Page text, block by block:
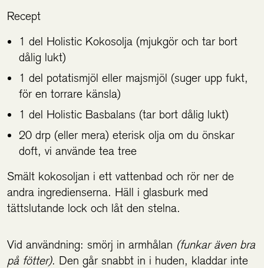
Recept
1 del Holistic Kokosolja (mjukgör och tar bort
dålig lukt)
1 del potatismjöl eller majsmjöl (suger upp fukt,
för en torrare känsla)
1 del Holistic Basbalans (tar bort dålig lukt)
20 drp (eller mera) eterisk olja om du önskar
doft, vi använde tea tree
Smält kokosoljan i ett vattenbad och rör ner de
andra ingredienserna. Häll i glasburk med
tättslutande lock och låt den stelna.
Vid användning: smörj in armhålan (funkar även bra
på fötter). Den går snabbt in i huden, kladdar inte